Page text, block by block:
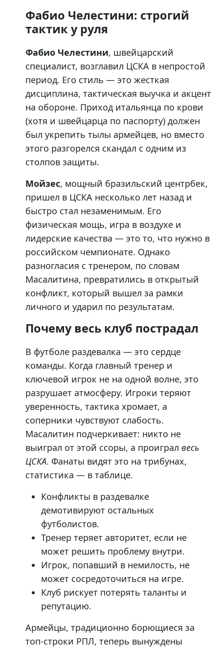
Фабио Челестини: строгий
тактик у руля
Фабио Челестини, швейцарский
специалист, возглавил ЦСКА в непростой
период. Его стиль — это жесткая
дисциплина, тактическая выучка и акцент
на обороне. Приход итальянца по крови
(хотя и швейцарца по паспорту) должен
был укрепить тылы армейцев, но вместо
этого разгорелся скандал с одним из
столпов защиты.
Мойзес, мощный бразильский центрбек,
пришел в ЦСКА несколько лет назад и
быстро стал незаменимым. Его
физическая мощь, игра в воздухе и
лидерские качества — это то, что нужно в
российском чемпионате. Однако
разногласия с тренером, по словам
Масалитина, превратились в открытый
конфликт, который вышел за рамки
личного и ударил по результатам.
Почему весь клуб пострадал
В футболе раздевалка — это сердце
команды. Когда главный тренер и
ключевой игрок не на одной волне, это
разрушает атмосферу. Игроки теряют
уверенность, тактика хромает, а
соперники чувствуют слабость.
Масалитин подчеркивает: никто не
выиграл от этой ссоры, а проиграл весь
ЦСКА. Фанаты видят это на трибунах,
статистика — в таблице.
Конфликты в раздевалке
демотивируют остальных
футболистов.
Тренер теряет авторитет, если не
может решить проблему внутри.
Игрок, попавший в немилость, не
может сосредоточиться на игре.
Клуб рискует потерять таланты и
репутацию.
Армейцы, традиционно борющиеся за
топ-строки РПЛ, теперь вынуждены